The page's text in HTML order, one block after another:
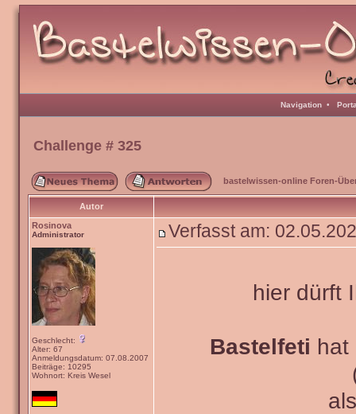
Navigation •
Challenge # 325
bastelwissen-online Foren-
Autor
Rosinova
Administrator
Geschlecht:
Alter: 67
Anmeldungsdatum: 07.08.2007
Beiträge: 10295
Wohnort: Kreis Wesel
Verfasst am:
hier dürft
Bastelfeti hat